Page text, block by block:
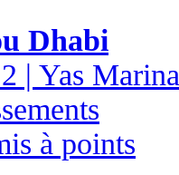
Dhabi
| Yas Marina
à points